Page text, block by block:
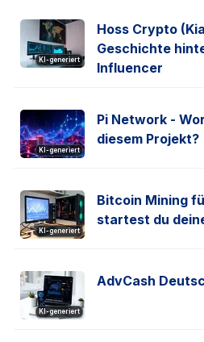
KI-generiert
Hoss Crypto
Geschichte
Influencer
KI-generiert
Pi Network -
diesem Projekt?
KI-generiert
Bitcoin Mining
startest du
KI-generiert
AdvCash